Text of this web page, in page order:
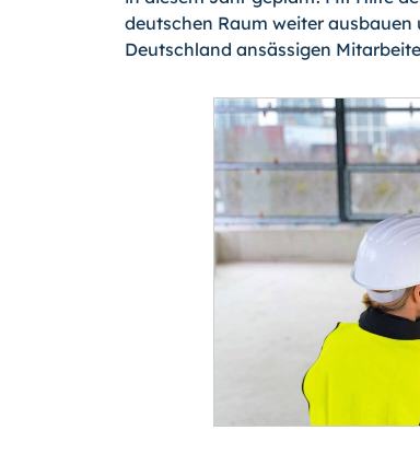
deutschen Raum weiter
Deutschland ansässigen